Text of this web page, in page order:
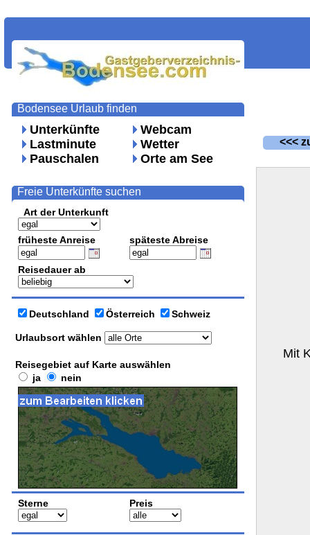
Unterkünfte
Lastminute
Pauschalen
Webcam
Wetter
Orte am See
Bodensee Urlaub finden
Art der Unterkunft
früheste Anreise späteste Abreise
Reisedauer ab
Urlaubsort wählen
Deutschland Österreich Schweiz
Reisegebiet auf Karte auswählen
ja
nein
Sterne Preis
Freie Unterkünfte suchen
<<<
Mit